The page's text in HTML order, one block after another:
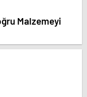
Malzemeyi